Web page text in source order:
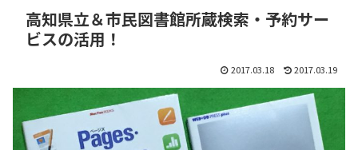
高知県立＆市民図書館所蔵検索・予約サー
ビスの活用！
2017.03.18 2017.03.19